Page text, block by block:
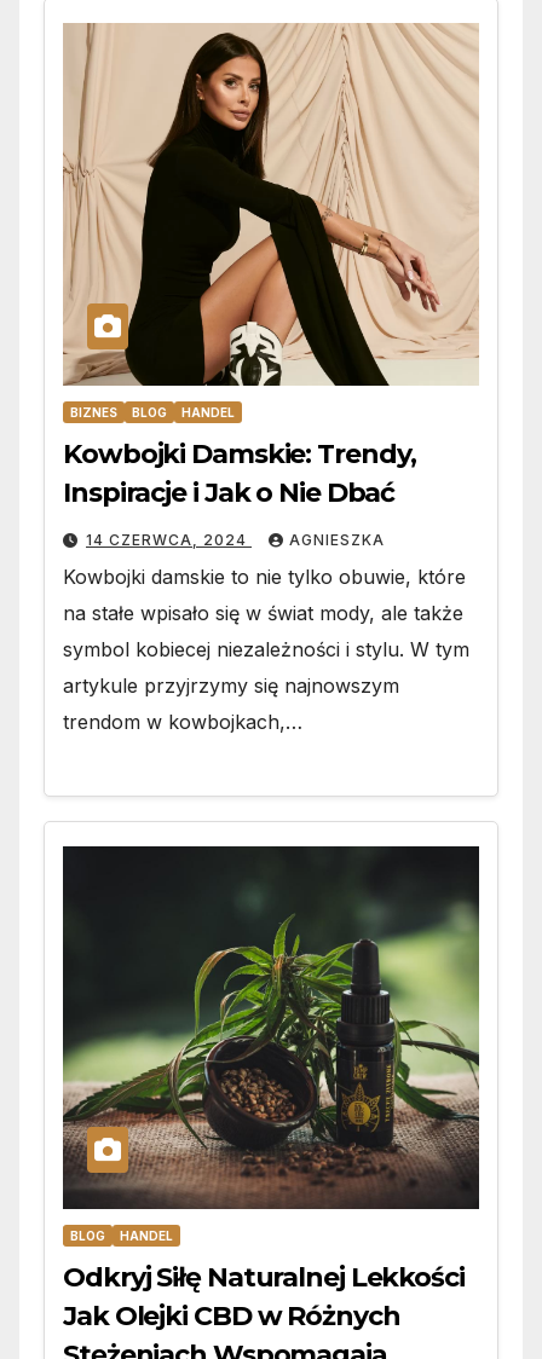
BIZNES BLOG HANDEL
Kowbojki Damskie: Trendy,
Inspiracje i Jak o Nie Dbać
14 CZERWCA, 2024 AGNIESZKA
Kowbojki damskie to nie tylko obuwie, które
na stałe wpisało się w świat mody, ale także
symbol kobiecej niezależności i stylu. W tym
artykule przyjrzymy się najnowszym
trendom w kowbojkach,…
BLOG HANDEL
Odkryj Siłę Naturalnej Lekkości
Jak Olejki CBD w Różnych